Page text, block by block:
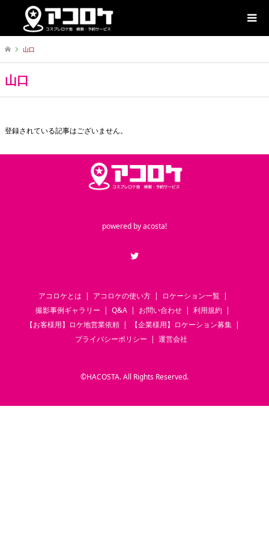
山口
山口
登録されている記事はございません。
powered byacosta!
アコロケとは アコロケの使い方
ロケーション一覧
撮影事例ギャラリー
Q&A お問い合わせ
利用規約
【お客様用】ロケ地営業依頼
【企業様用】ロケーション募集
プライバシーポリシー
運営会社
©HACOSTA. All Rights Reserved.